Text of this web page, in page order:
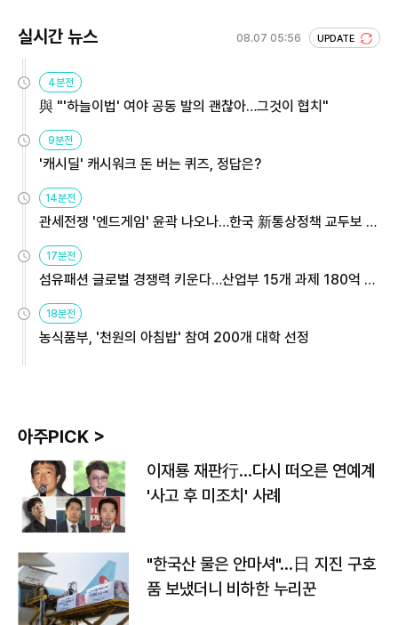
실시간 뉴스 08.07 05:56 UPDATE
4분전
與 "'하늘이법' 여야 공동 발의 괜찮아…그것이 협치"
9분전
'캐시딜' 캐시워크 돈 버는 퀴즈, 정답은?
14분전
관세전쟁 '엔드게임' 윤곽 나오나…한국 新통상정책 교두보 활
용해야
17분전
섬유패션 글로벌 경쟁력 키운다…산업부 15개 과제 180억 지
원
18분전
농식품부, '천원의 아침밥' 참여 200개 대학 선정
아주PICK >
이재룡 재판行…다시 떠오른 연예계
'사고 후 미조치' 사례
"한국산 물은 안마셔"…日 지진 구호
품 보냈더니 비하한 누리꾼